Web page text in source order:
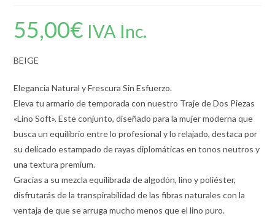
55,00€ IVA Inc.
BEIGE
Elegancia Natural y Frescura Sin Esfuerzo.
Eleva tu armario de temporada con nuestro Traje de Dos Piezas
«Lino Soft». Este conjunto, diseñado para la mujer moderna que
busca un equilibrio entre lo profesional y lo relajado, destaca por
su delicado estampado de rayas diplomáticas en tonos neutros y
una textura premium.
Gracias a su mezcla equilibrada de algodón, lino y poliéster,
disfrutarás de la transpirabilidad de las fibras naturales con la
ventaja de que se arruga mucho menos que el lino puro.